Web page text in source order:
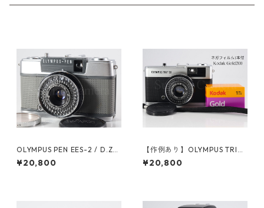
OLYMPUS PEN EES-2 / D.Zui
ko 30mm F2.8 オーバーホー
ル済 オリンパス (60628)
¥20,800
【作例あり】OLYMPUS TRIP3
5 / D.Zuiko 40mm F2.8 整備
済 ネガフィルム付 オリンパス
¥20,800